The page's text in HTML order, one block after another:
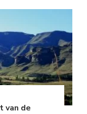
van de